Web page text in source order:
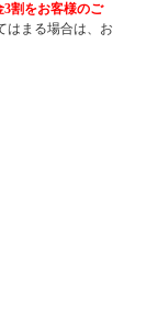
割をお客様のご
はまる場合は、お